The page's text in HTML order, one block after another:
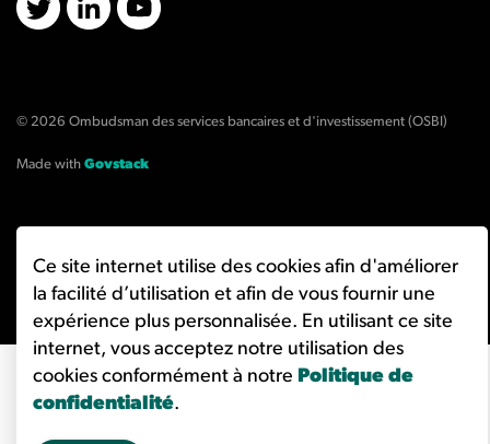
X/TwitterLinkedInYouTube
© 2026 Ombudsman des services bancaires et d'investissement (OSBI)
Made with Govstack
Ce site internet utilise des cookies afin d'améliorer
la facilité d’utilisation et afin de vous fournir une
expérience plus personnalisée. En utilisant ce site
internet, vous acceptez notre utilisation des
cookies conformément à notre Politique de
confidentialité.